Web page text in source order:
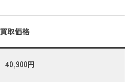
買取価格
40,900円